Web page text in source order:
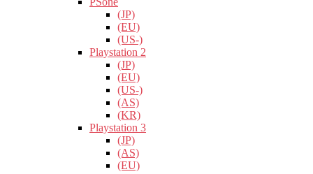
(JP)
(EU)
(US-)
Playstation 2
(JP)
(EU)
(US-)
(AS)
(KR)
Playstation 3
(JP)
(AS)
(EU)